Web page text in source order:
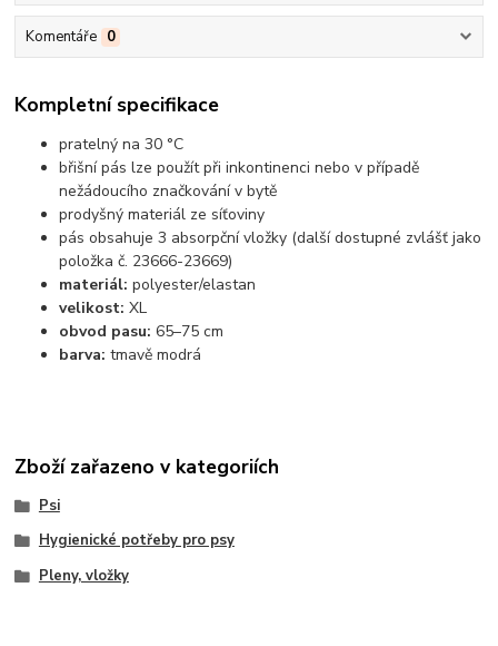
Komentáře 0
Kompletní specifikace
pratelný na 30 °C
břišní pás lze použít při inkontinenci nebo v případě
nežádoucího značkování v bytě
prodyšný materiál ze síťoviny
pás obsahuje 3 absorpční vložky (další dostupné zvlášť jako
položka č. 23666-23669)
materiál: polyester/elastan
velikost:XL
obvod pasu:65–75 cm
barva:tmavě modrá
Zboží zařazeno v kategoriích
Psi
Hygienické potřeby pro psy
Pleny, vložky